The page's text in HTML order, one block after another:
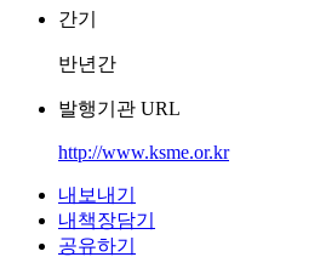
간기
반년간
발행기관 URL
http://www.ksme.or.kr
내보내기
내책장담기
공유하기